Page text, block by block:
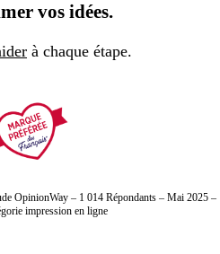
vos idées.
à chaque étape.
OpinionWay – 1 014 Répondants – Mai 2025 –
impression en ligne